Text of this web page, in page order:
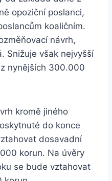
opoziční poslanci,
koaličním.
návrh,
Snižuje však nejvyšší
nynějších 300.000
kromě jiného
do konce
dosavadní
korun. Na úvěry
se bude vztahovat